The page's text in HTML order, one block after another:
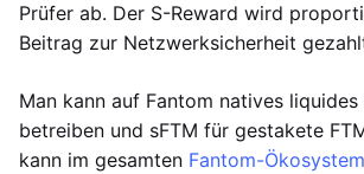
Prüfer ab. Der S-Reward wird
Beitrag zur Netzwerksicherheit
Man kann auf Fantom natives liquides
betreiben und sFTM für gestakete
kann im gesamten Fantom-Ökosystem